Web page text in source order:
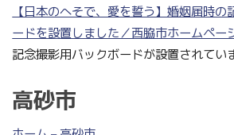
【日本のへそで、愛を誓う】婚姻届時
ードを設置しました／西脇市ホームペー
記念撮影用バックボードが設置されてい
高砂市